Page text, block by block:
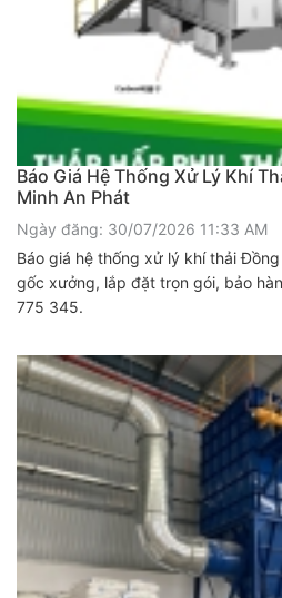
Báo Giá Hệ Thống Xử Lý Khí
Minh An Phát
Ngày đăng: 30/07/2026 11:33 AM
Báo giá hệ thống xử lý khí thải
gốc xưởng, lắp đặt trọn gói, bảo
775 345.